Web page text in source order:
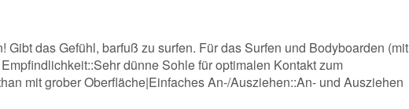
Gibt das Gefühl, barfuß zu surfen. Für das Surfen und Bodyboarden (mit
dünne Sohle für optimalen Kontakt zum
mit grober Oberfläche|Einfaches An-/Ausziehen::An- und Ausziehen